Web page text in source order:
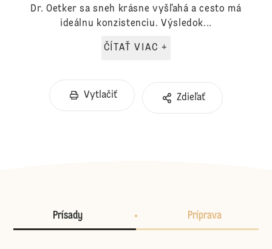
Dr. Oetker sa sneh krásne vyšľahá a cesto má
ideálnu konzistenciu. Výsledok...
ČÍTAŤ VIAC +
Vytlačiť Zdieľať
Prísady Príprava